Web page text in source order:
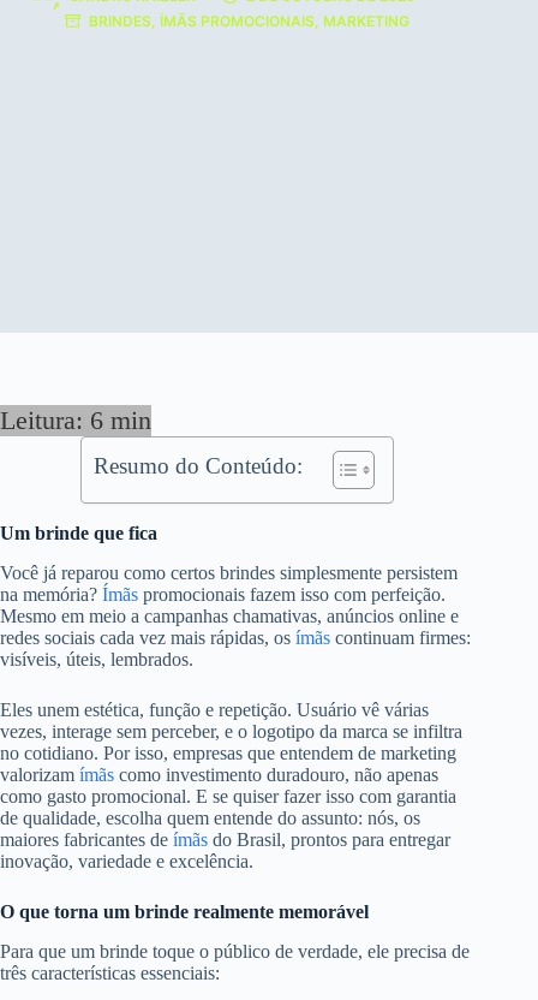
BRINDES, ÍMÃS PROMOCIONAIS, MARKETING
Resumo do Conteúdo:
Um brinde que fica
Você já reparou como certos brindes simplesmente persistem
na memória? Ímãs promocionais fazem isso com perfeição.
Mesmo em meio a campanhas chamativas, anúncios online e
redes sociais cada vez mais rápidas, os ímãs continuam firmes:
visíveis, úteis, lembrados.
Eles unem estética, função e repetição. Usuário vê várias
vezes, interage sem perceber, e o logotipo da marca se infiltra
no cotidiano. Por isso, empresas que entendem de marketing
valorizam ímãs como investimento duradouro, não apenas
como gasto promocional. E se quiser fazer isso com garantia
de qualidade, escolha quem entende do assunto: nós, os
maiores fabricantes de ímãs do Brasil, prontos para entregar
inovação, variedade e excelência.
O que torna um brinde realmente memorável
Para que um brinde toque o público de verdade, ele precisa de
três características essenciais: